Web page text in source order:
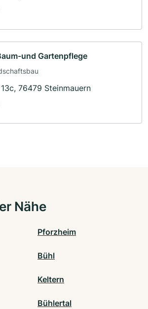
und Gartenpflege
76479 Steinmauern
Nähe
Pforzheim
Bühl
Keltern
Bühlertal